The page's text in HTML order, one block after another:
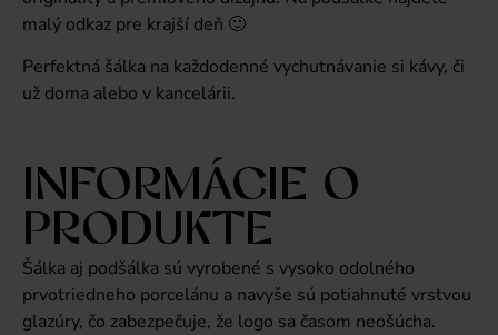
malý odkaz pre krajší deň 🙂
Perfektná šálka na každodenné vychutnávanie si kávy, či
už doma alebo v kancelárii.
INFORMÁCIE O
PRODUKTE
Šálka aj podšálka sú vyrobené s vysoko odolného
prvotriedneho porcelánu a navyše sú potiahnuté vrstvou
glazúry, čo zabezpečuje, že logo sa časom neošúcha.